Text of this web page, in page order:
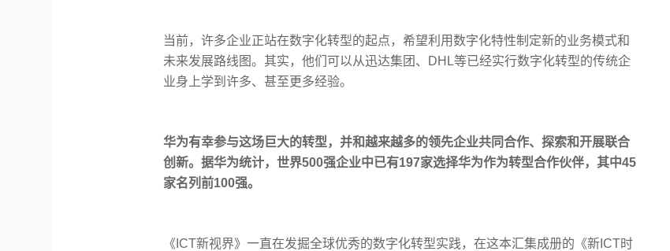
当前，许多企业正站在数字化转型的起点，希望利用数字化特性制定新的业务模式和
未来发展路线图。其实，他们可以从迅达集团、DHL等已经实行数字化转型的传统企
业身上学到许多、甚至更多经验。
华为有幸参与这场巨大的转型，并和越来越多的领先企业共同合作、探索和开展联合
创新。据华为统计，世界500强企业中已有197家选择华为作为转型合作伙伴，其中45
家名列前100强。
《ICT新视界》一直在发掘全球优秀的数字化转型实践，在这本汇集成册的《新ICT时